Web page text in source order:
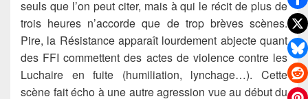
seuls que l’on peut citer, mais à qui le récit de plus de
trois heures n’accorde que de trop brèves scènes.
Pire, la Résistance apparaît lourdement abjecte quant
des FFI commettent des actes de violence contre les
Luchaire en fuite (humiliation, lynchage…). Cette
scène fait écho à une autre agression vue au début du